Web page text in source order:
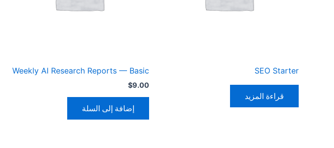
SEO Starter
قراءة المزيد
Weekly AI Research Reports — Basic
$9.00
إضافة إلى السلة